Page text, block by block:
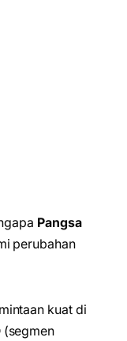
Pangsa
perubahan
kuat di
(segmen